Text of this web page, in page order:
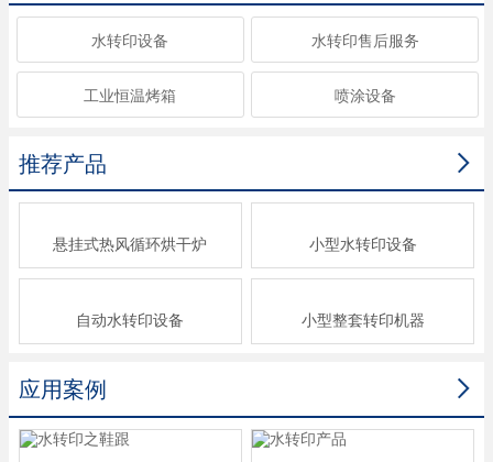
水转印设备 水转印售后服务
工业恒温烤箱 喷涂设备

推荐产品
悬挂式热风循环烘干炉 小型水转印设备
自动水转印设备 小型整套转印机器

应用案例